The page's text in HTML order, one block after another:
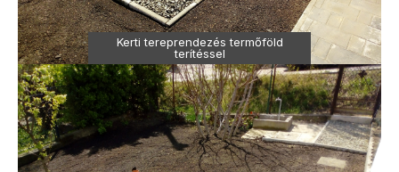
Kerti tereprendezés termőföld
terítéssel